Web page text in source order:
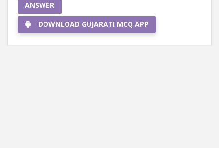
ANSWER
DOWNLOAD GUJARATI MCQ APP